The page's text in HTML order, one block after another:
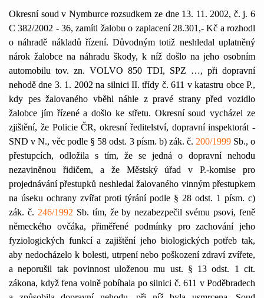
Okresní soud v Nymburce rozsudkem ze dne 13. 11. 2002, č. j. 6
C 382/2002 - 36, zamítl žalobu o zaplacení 28.301,- Kč a rozhodl
o náhradě nákladů řízení. Důvodným totiž neshledal uplatněný
nárok žalobce na náhradu škody, k níž došlo na jeho osobním
automobilu tov. zn. VOLVO 850 TDI, SPZ …, při dopravní
nehodě dne 3. 1. 2002 na silnici II. třídy č. 611 v katastru obce P.,
kdy pes žalovaného vběhl náhle z pravé strany před vozidlo
žalobce jím řízené a došlo ke střetu. Okresní soud vycházel ze
zjištění, že Policie ČR, okresní ředitelství, dopravní inspektorát -
SND v N., věc podle § 58 odst. 3 písm. b) zák. č. 200/1999Sb., o
přestupcích, odložila s tím, že se jedná o dopravní nehodu
nezaviněnou řidičem, a že Městský úřad v P.-komise pro
projednávání přestupků neshledal žalovaného vinným přestupkem
na úseku ochrany zvířat proti týrání podle § 28 odst. 1 písm. c)
zák. č. 246/1992 Sb. tím, že by nezabezpečil svému psovi, feně
německého ovčáka, přiměřené podmínky pro zachování jeho
fyziologických funkcí a zajištění jeho biologických potřeb tak,
aby nedocházelo k bolesti, utrpení nebo poškození zdraví zvířete,
a neporušil tak povinnost uloženou mu ust. § 13 odst. 1 cit.
zákona, když fena volně pobíhala po silnici č. 611 v Poděbradech